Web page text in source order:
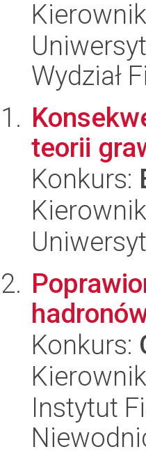
Wydział
teorii
Konkurs:
Konkurs:
Instytut